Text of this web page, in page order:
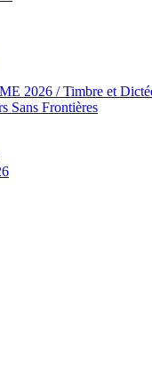
2026 / Timbre et
Sans Frontières